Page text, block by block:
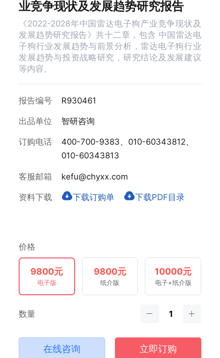
业竞争现状及发展趋势研究报告
《2022-2028年中国雷达电子狗产业竞争现状及
发展趋势研究报告》共十二章，包含 中国雷达电
子狗行业发展趋势与前景分析，雷达电子狗行业
发展趋势与投资战略研究，研究结论及发展建议
等内容。
报告编号 R930461
出品单位 智研咨询
订购电话
400-700-9383、010-60343812、
010-60343813
客服邮箱 kefu@chyxx.com
资料下载 下载订购单 下载PDF目录
价格
9800元
电子版
9800元
纸介版
10000元
电子+纸介版
数量
在线咨询 立即订购